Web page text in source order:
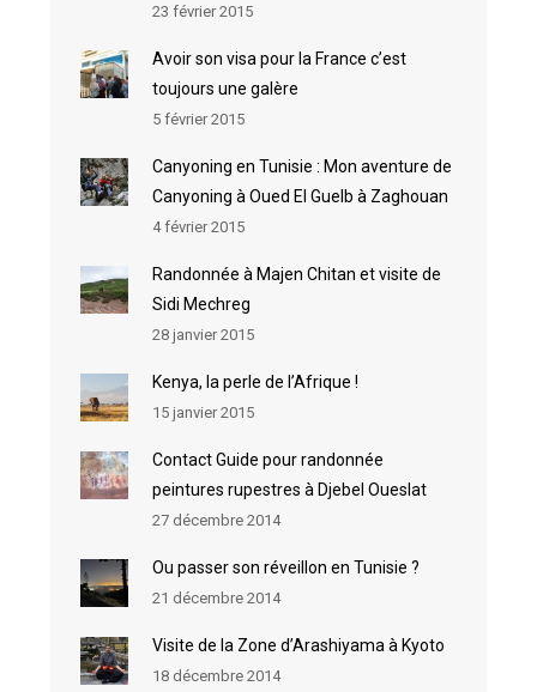
23 février 2015
Avoir son visa pour la France c’est
toujours une galère
5 février 2015
Canyoning en Tunisie : Mon aventure de
Canyoning à Oued El Guelb à Zaghouan
4 février 2015
Randonnée à Majen Chitan et visite de
Sidi Mechreg
28 janvier 2015
Kenya, la perle de l’Afrique !
15 janvier 2015
Contact Guide pour randonnée
peintures rupestres à Djebel Oueslat
27 décembre 2014
Ou passer son réveillon en Tunisie ?
21 décembre 2014
Visite de la Zone d’Arashiyama à Kyoto
18 décembre 2014